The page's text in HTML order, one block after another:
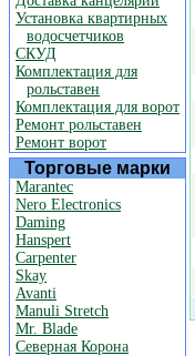
Установка квартирных
водосчетчиков
СКУД
Комплектация для
рольставен
Комплектация для ворот
Ремонт рольставен
Ремонт ворот
Торговые марки
Marantec
Nero Electronics
Daming
Hanspert
Carpenter
Skay
Avanti
Manuli Stretch
Mr. Blade
Северная Корона